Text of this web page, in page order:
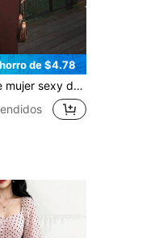
de $4.78
de espagueti, unicolor - Vestido de graduación, fiesta elegante, marrón, cita nocturna